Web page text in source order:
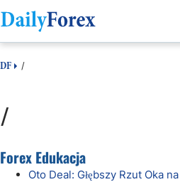
DF /
/
Forex Edukacja
Oto Deal: Głębszy Rzut Oka